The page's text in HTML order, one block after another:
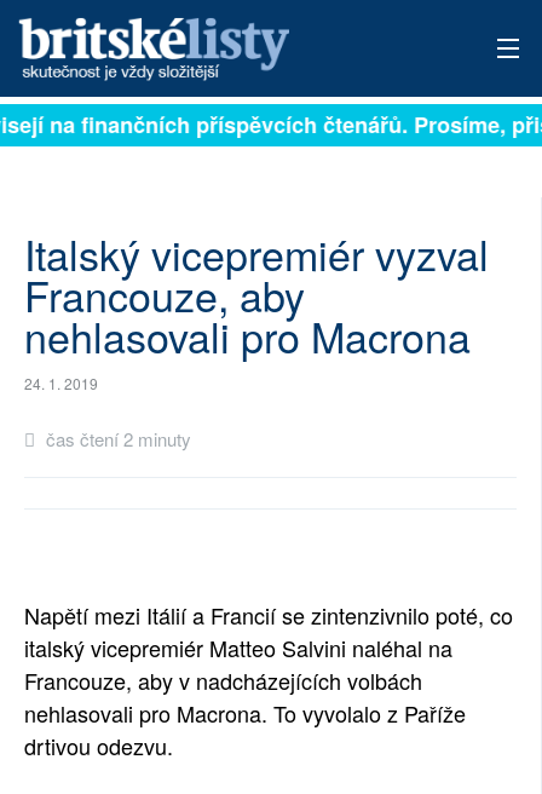
PŘIHLÁSIT
ARCHIV
ROZHOVORY
TÉMATA
RUBRIKY
PLNÁ VERZE STRÁNEK
na finančních příspěvcích čtenářů. Prosíme,
Italský vicepremiér vyzval
Francouze, aby
nehlasovali pro Macrona
24. 1. 2019
čas čtení 2 minuty
Napětí mezi Itálií a Francií se zintenzivnilo poté, co
italský vicepremiér Matteo Salvini naléhal na
Francouze, aby v nadcházejících volbách
nehlasovali pro Macrona. To vyvolalo z Paříže
drtivou odezvu.